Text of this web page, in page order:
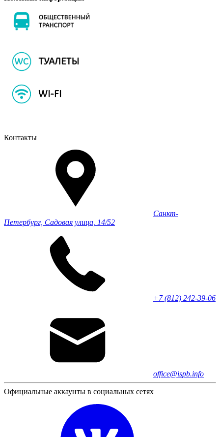
Контакты
Санкт-
Петербург, Садовая улица, 14/52
+7 (812) 242-39-06
office@ispb.info
Официальные аккаунты в социальных сетях